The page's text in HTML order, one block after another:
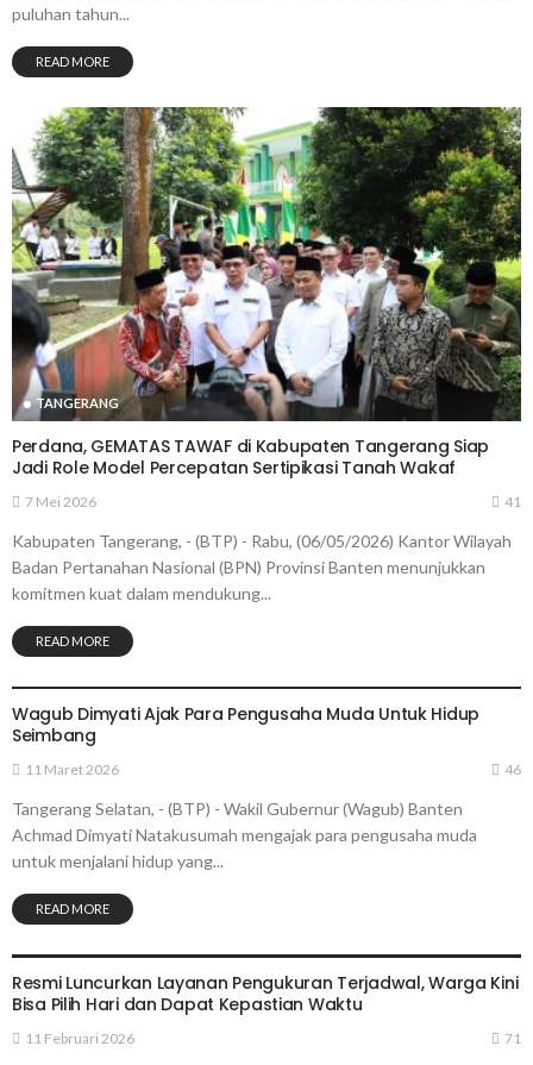
puluhan tahun...
READ MORE
TANGERANG
Perdana, GEMATAS TAWAF di Kabupaten Tangerang Siap
Jadi Role Model Percepatan Sertipikasi Tanah Wakaf
7 Mei 2026 41
Kabupaten Tangerang, - (BTP) - Rabu, (06/05/2026) Kantor Wilayah
Badan Pertanahan Nasional (BPN) Provinsi Banten menunjukkan
komitmen kuat dalam mendukung...
READ MORE
Wagub Dimyati Ajak Para Pengusaha Muda Untuk Hidup
Seimbang
11 Maret 2026 46
Tangerang Selatan, - (BTP) - Wakil Gubernur (Wagub) Banten
Achmad Dimyati Natakusumah mengajak para pengusaha muda
untuk menjalani hidup yang...
READ MORE
Resmi Luncurkan Layanan Pengukuran Terjadwal, Warga Kini
Bisa Pilih Hari dan Dapat Kepastian Waktu
11 Februari 2026 71